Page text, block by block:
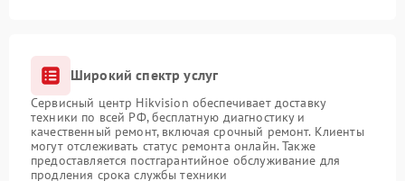
Широкий спектр услуг
Сервисный центр Hikvision обеспечивает доставку
техники по всей РФ, бесплатную диагностику и
качественный ремонт, включая срочный ремонт. Клиенты
могут отслеживать статус ремонта онлайн. Также
предоставляется постгарантийное обслуживание для
продления срока службы техники